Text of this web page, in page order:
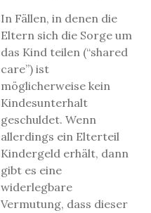
In Fällen, in denen die
Eltern sich die Sorge um
das Kind teilen (“shared
care”) ist
möglicherweise kein
Kindesunterhalt
geschuldet. Wenn
allerdings ein Elterteil
Kindergeld erhält, dann
gibt es eine
widerlegbare
Vermutung, dass dieser